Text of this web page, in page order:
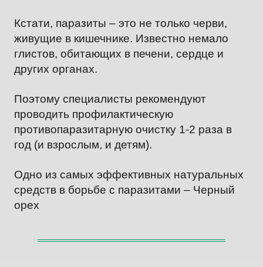
Кстати, паразиты – это не только черви,
живущие в кишечнике. Известно немало
глистов, обитающих в печени, сердце и
других органах.
Поэтому специалисты рекомендуют
проводить профилактическую
противопаразитарную очистку 1-2 раза в
год (и взрослым, и детям).
Одно из самых эффективных натуральных
средств в борьбе с паразитами – Черный
орех